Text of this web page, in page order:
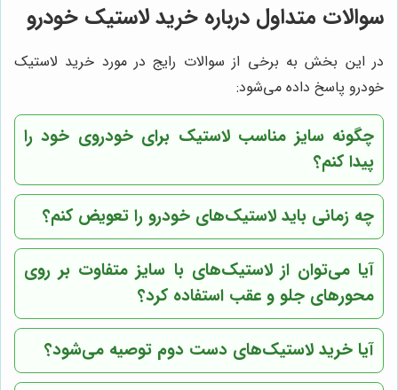
سوالات متداول درباره خرید لاستیک خودرو
در این بخش به برخی از سوالات رایج در مورد خرید لاستیک
خودرو پاسخ داده می‌شود:
چگونه سایز مناسب لاستیک برای خودروی خود را
پیدا کنم؟
چه زمانی باید لاستیک‌های خودرو را تعویض کنم؟
آیا می‌توان از لاستیک‌های با سایز متفاوت بر روی
محورهای جلو و عقب استفاده کرد؟
آیا خرید لاستیک‌های دست دوم توصیه می‌شود؟